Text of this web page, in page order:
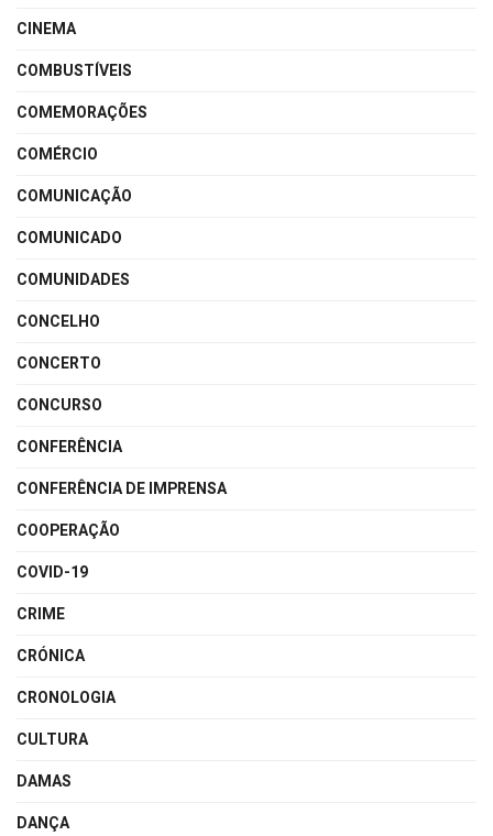
CINEMA
COMBUSTÍVEIS
COMEMORAÇÕES
COMÉRCIO
COMUNICAÇÃO
COMUNICADO
COMUNIDADES
CONCELHO
CONCERTO
CONCURSO
CONFERÊNCIA
CONFERÊNCIA DE IMPRENSA
COOPERAÇÃO
COVID-19
CRIME
CRÓNICA
CRONOLOGIA
CULTURA
DAMAS
DANÇA